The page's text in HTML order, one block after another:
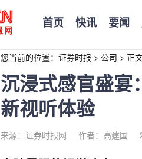
首页 快讯 要闻
您当前的位置： 证券时报 > 公司 > 正
沉浸式感官盛宴
新视听体验
来源：证券时报网 作者：高建国